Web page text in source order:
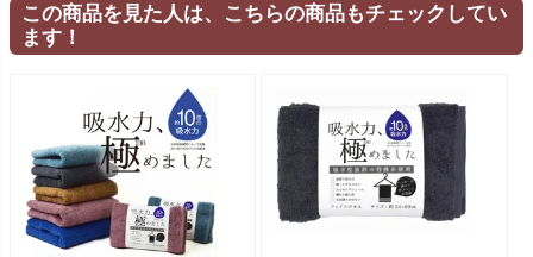
この商品を見た人は、こちらの商品もチェックしてい
ます！